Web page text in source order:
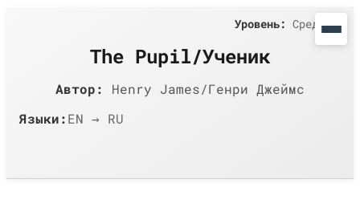
The Pupil/Ученик
Автор:
Henry James/Генри Джеймс
Языки:EN → RU
Уровень: Средний